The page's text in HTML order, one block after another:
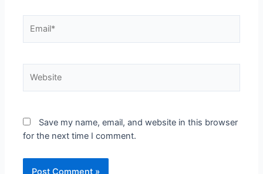
Save my name, email, and website in this browser
for the next time I comment.